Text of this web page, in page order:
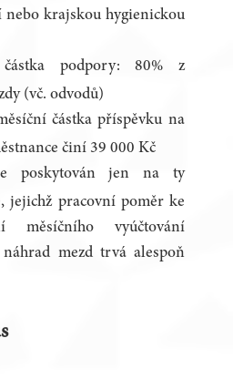
nebo krajskou hygienickou
podpory: 80% z
(vč. odvodů)
částka příspěvku na
činí 39 000 Kč
poskytován jen na ty
jejichž pracovní poměr ke
měsíčního vyúčtování
náhrad mezd trvá alespoň